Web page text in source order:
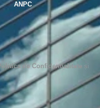
ANPC
de Confidentialitate și